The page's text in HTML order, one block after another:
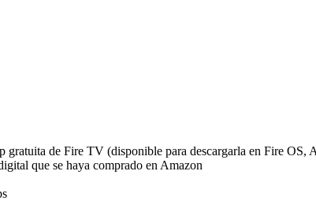
de Fire TV (disponible para descargarla en Fire OS,
que se haya comprado en Amazon